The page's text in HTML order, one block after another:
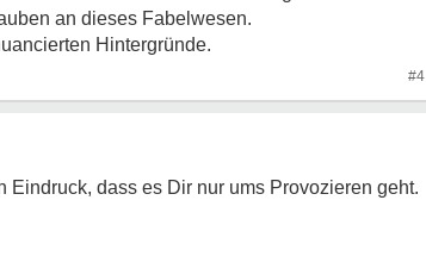
an dieses Fabelwesen.
Hintergründe.
#4
dass es Dir nur ums Provozieren geht.